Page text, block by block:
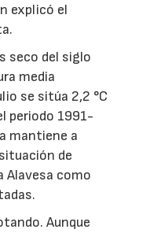
explicó el
seco del siglo
media
se sitúa 2,2 °C
periodo 1991-
mantiene a
de
Alavesa como
Aunque